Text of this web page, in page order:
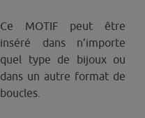
Ce MOTIF peut être
inséré dans n’importe
quel type de bijoux ou
dans un autre format de
boucles.